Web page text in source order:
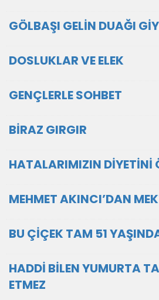
GÖLBAŞI GELİN DUAĞI
DOSLUKLAR VE ELEK
GENÇLERLE SOHBET
BİRAZ GIRGIR
HATALARIMIZIN DİYETİNİ
MEHMET AKINCI’DAN
BU ÇİÇEK TAM 51
HADDİ BİLEN YUMURTA
ETMEZ